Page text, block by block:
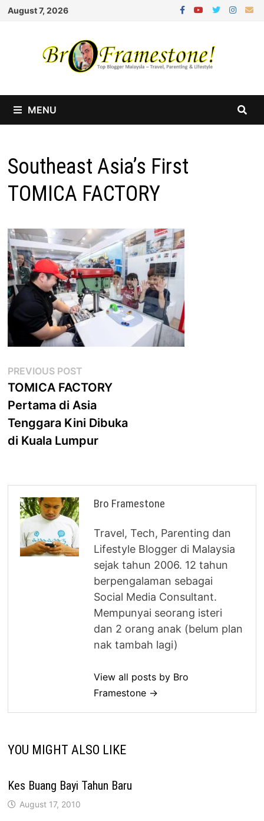
Skip
August 7, 2026
MENU
Southeast Asia’s First
TOMICA FACTORY
Post
navigation
PREVIOUS POST
post:
TOMICA FACTORY
Pertama di Asia
Tenggara Kini Dibuka
di Kuala Lumpur
Bro Framestone
Travel, Tech, Parenting dan
Lifestyle Blogger di Malaysia
sejak tahun 2006. 12 tahun
berpengalaman sebagai
Social Media Consultant.
Mempunyai seorang isteri
dan 2 orang anak (belum plan
nak tambah lagi)
View all posts by Bro
Framestone →
YOU MIGHT ALSO LIKE
Kes Buang Bayi Tahun Baru
August 17, 2010